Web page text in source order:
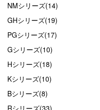
NMシリーズ(14)
GHシリーズ(19)
PGシリーズ(17)
Gシリーズ(10)
Hシリーズ(18)
Kシリーズ(10)
Bシリーズ(8)